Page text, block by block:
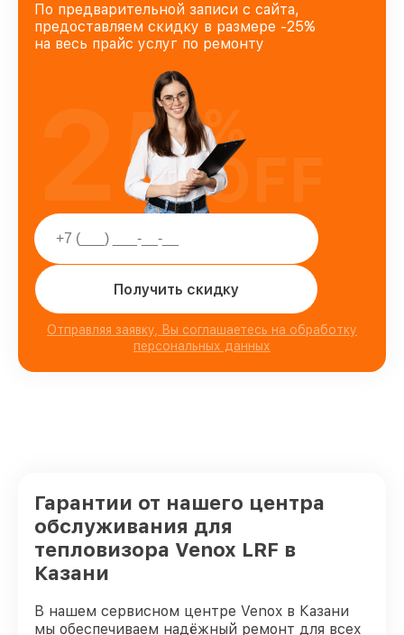
По предварительной записи с сайта,
предоставляем скидку в размере -25%
на весь прайс услуг по ремонту
Получить скидку
Отправляя заявку, Вы соглашаетесь на обработку
персональных данных
25%
OFF
Гарантии от нашего центра
обслуживания для
тепловизора Venox LRF в
Казани
В нашем сервисном центре Venox в Казани
мы обеспечиваем надёжный ремонт для всех